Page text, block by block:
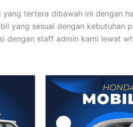
tertera dibawah ini dengan
yang sesuai dengan kebutuhan
dengan staff admin kami lewat